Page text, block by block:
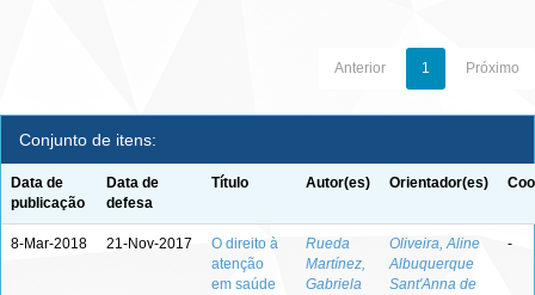
Anterior 1 Próximo
Conjunto de itens:
Data de
publicação
Data de
defesa
Título Autor(es) Orientador(es)
8-Mar-2018 21-Nov-2017
O direito à
atenção
em saúde
Rueda
Martínez,
Gabriela
Oliveira, Aline
Albuquerque
Sant'Anna de
-